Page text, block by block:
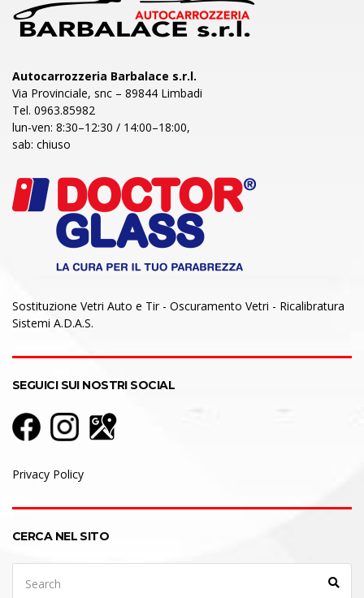
Autocarrozzeria Barbalace s.r.l.
Via Provinciale, snc – 89844 Limbadi
Tel. 0963.85982
lun-ven: 8:30–12:30 / 14:00–18:00,
sab: chiuso
Sostituzione Vetri Auto e Tir - Oscuramento Vetri - Ricalibratura
Sistemi A.D.A.S.
SEGUICI SUI NOSTRI SOCIAL
Privacy Policy
CERCA NEL SITO